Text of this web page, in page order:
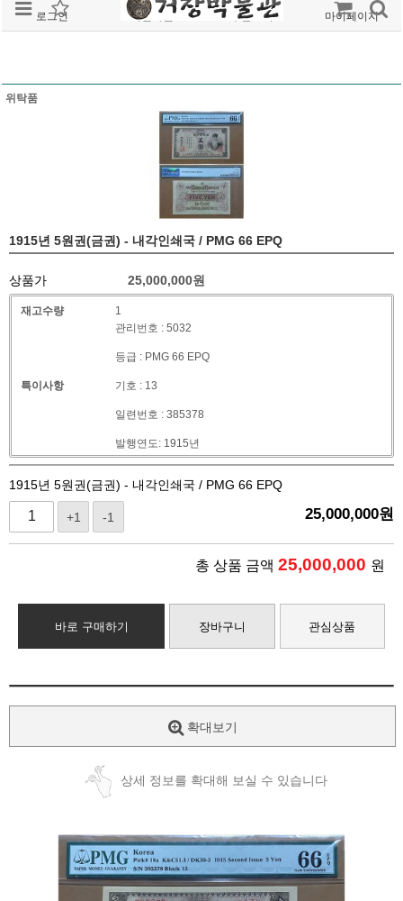
로그인 회원가입 주문조회 마이페이지
위탁품
1915년 5원권(금권) - 내각인쇄국 / PMG 66 EPQ
상품가 25,000,000원
재고수량 1
특이사항
관리번호 : 5032
등급 : PMG 66 EPQ
기호 : 13
일련번호 : 385378
발행연도: 1915년
1915년 5원권(금권) - 내각인쇄국 / PMG 66 EPQ
+1 -1 25,000,000원
총 상품 금액 25,000,000 원
바로 구매하기 장바구니 관심상품
확대보기
상세 정보를 확대해 보실 수 있습니다